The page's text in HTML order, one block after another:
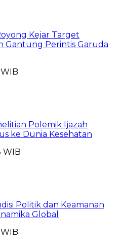
Kejar Target
Gantung Perintis Garuda
Polemik Ijazah
ke Dunia Kesehatan
WIB
Politik dan Keamanan
Global